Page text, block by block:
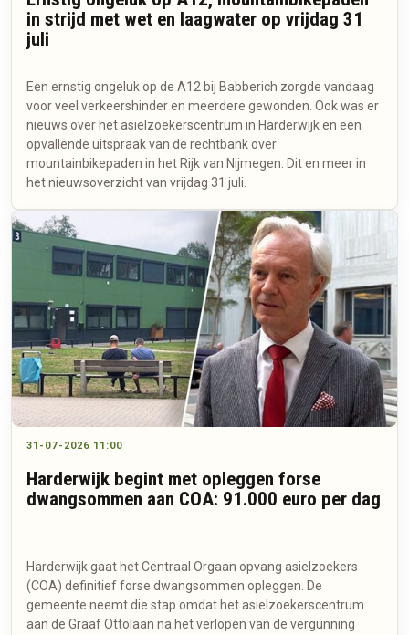
in strijd met wet en laagwater op vrijdag 31
juli
Een ernstig ongeluk op de A12 bij Babberich zorgde vandaag
voor veel verkeershinder en meerdere gewonden. Ook was er
nieuws over het asielzoekerscentrum in Harderwijk en een
opvallende uitspraak van de rechtbank over
mountainbikepaden in het Rijk van Nijmegen. Dit en meer in
het nieuwsoverzicht van vrijdag 31 juli.
31-07-2026 11:00
Harderwijk begint met opleggen forse
dwangsommen aan COA: 91.000 euro per dag
Harderwijk gaat het Centraal Orgaan opvang asielzoekers
(COA) definitief forse dwangsommen opleggen. De
gemeente neemt die stap omdat het asielzoekerscentrum
aan de Graaf Ottolaan na het verlopen van de vergunning